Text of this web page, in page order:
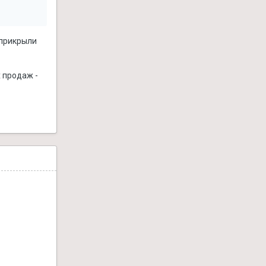
продаж -